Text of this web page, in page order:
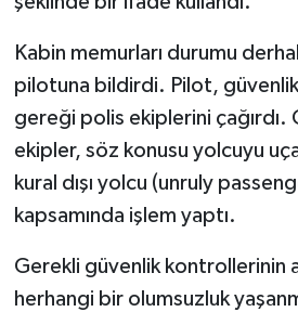
Kabin memurları durumu
pilotuna bildirdi. Pilot,
gereği polis ekiplerini çağırdı.
ekipler, söz konusu yolcuyu
kural dışı yolcu (unruly
kapsamında işlem yaptı.
Gerekli güvenlik kontrollerinin
herhangi bir olumsuzluk